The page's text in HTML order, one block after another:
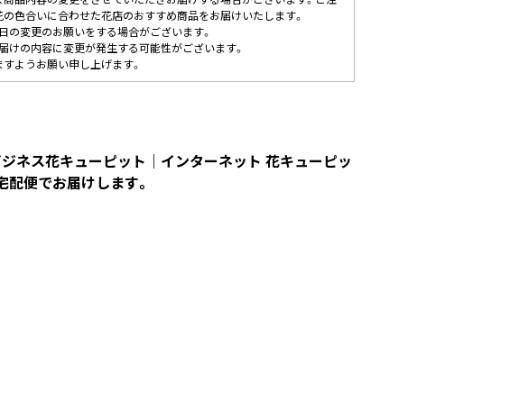
色合いに合わせた花店のおすすめ商品をお届けいたします。
の変更のお願いをする場合がございます。
けの内容に変更が発生する可能性がございます。
ようお願い申し上げます。
ネス花キューピット｜インターネット 花キューピッ
便でお届けします。